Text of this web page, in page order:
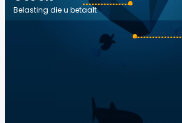
Belasting die u betaalt